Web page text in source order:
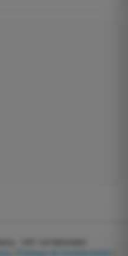
Politique de Confidentialité